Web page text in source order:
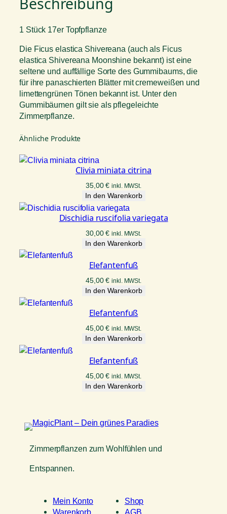
1 Stück 17er Topfpflanze
Die Ficus elastica Shivereana (auch als Ficus
elastica Shivereana Moonshine bekannt) ist eine
seltene und auffällige Sorte des Gummibaums, die
für ihre panaschierten Blätter mit cremeweißen und
limettengrünen Tönen bekannt ist. Unter den
Gummibäumen gilt sie als pflegeleichte
Zimmerpflanze.
Ähnliche Produkte
Clivia miniata citrina
35,00€ inkl. MWSt.
In den Warenkorb
Dischidia ruscifolia variegata
30,00€ inkl. MWSt.
In den Warenkorb
Elefantenfuß
45,00€ inkl. MWSt.
In den Warenkorb
Elefantenfuß
45,00€ inkl. MWSt.
In den Warenkorb
Elefantenfuß
45,00€ inkl. MWSt.
In den Warenkorb
Zimmerpflanzen zum Wohlfühlen und
Entspannen.
Mein Konto
Warenkorb
Shop
AGB